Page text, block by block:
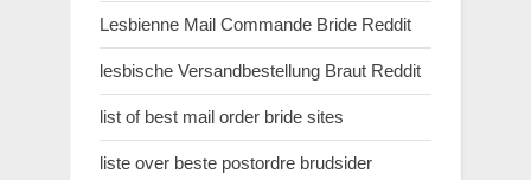
Lesbienne Mail Commande Bride Reddit
lesbische Versandbestellung Braut Reddit
list of best mail order bride sites
liste over beste postordre brudsider